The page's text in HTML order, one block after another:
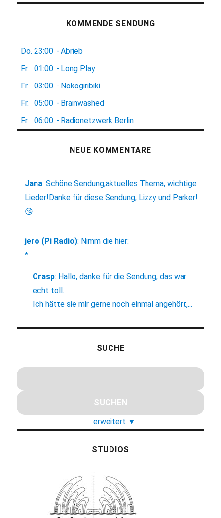
KOMMENDE SENDUNG
Do. 23:00 - Abrieb
Fr.
01:00 - Long Play
Fr.
03:00 - Nokogiribiki
Fr.
05:00 - Brainwashed
Fr.
06:00 - Radionetzwerk Berlin
NEUE KOMMENTARE
Jana:Schöne Sendung,aktuelles Thema, wichtige
Lieder!Danke für diese Sendung, Lizzy und Parker!
😘
jero (Pi Radio): Nimm die hier:
*
Crasp: Hallo, danke für die Sendung, das war
echt toll.
Ich hätte sie mir gerne noch einmal angehört,...
SUCHE
erweitert ▼
STUDIOS